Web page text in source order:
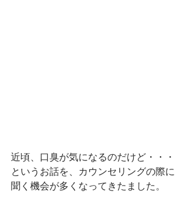
近頃、口臭が気になるのだけど・・・
というお話を、カウンセリングの際に
聞く機会が多くなってきたました。